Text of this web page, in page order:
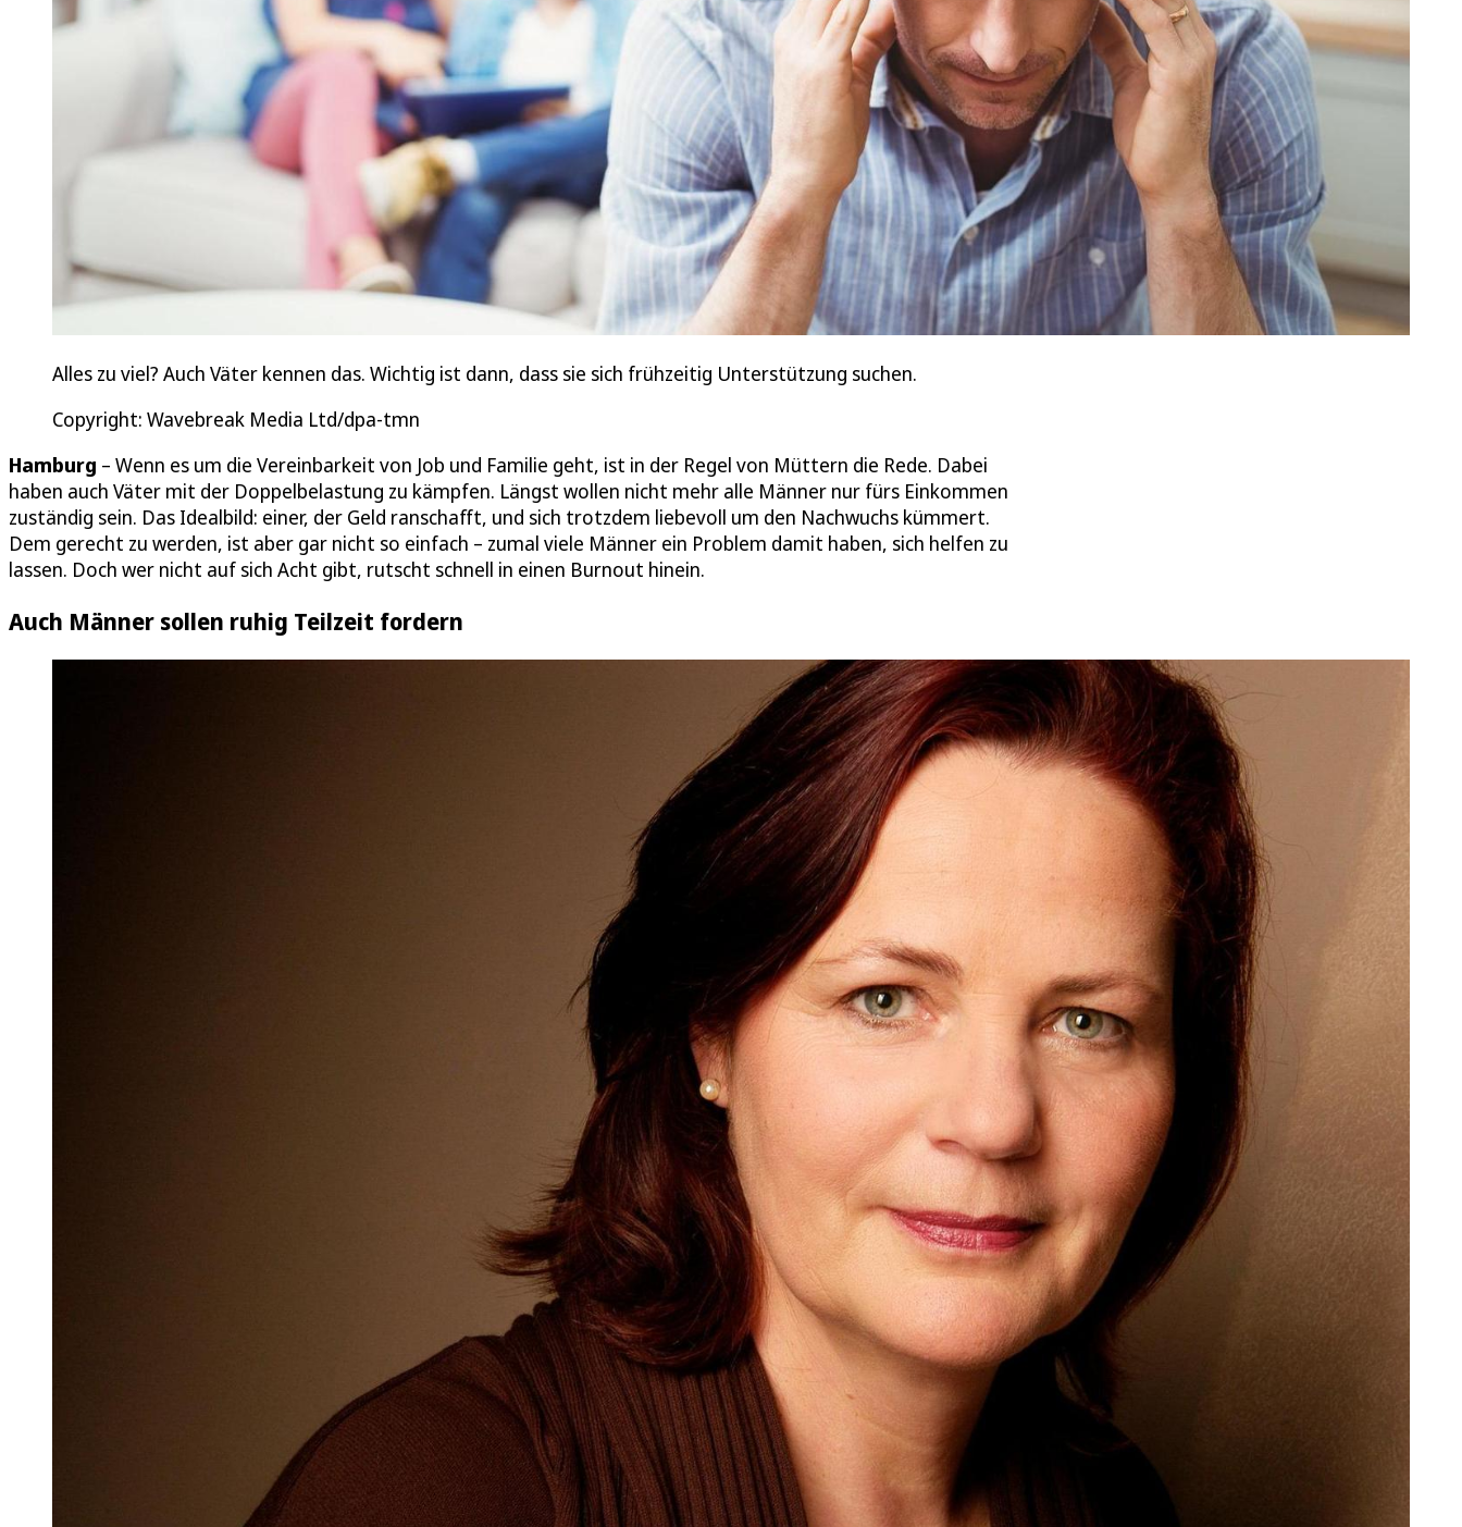
Alles zu viel? Auch Väter kennen das. Wichtig ist dann, dass sie sich frühzeitig Unterstützung suchen.
Copyright: Wavebreak Media Ltd/dpa-tmn
Hamburg – Wenn es um die Vereinbarkeit von Job und Familie geht, ist in der Regel von Müttern die Rede. Dabei
haben auch Väter mit der Doppelbelastung zu kämpfen. Längst wollen nicht mehr alle Männer nur fürs Einkommen
zuständig sein. Das Idealbild: einer, der Geld ranschafft, und sich trotzdem liebevoll um den Nachwuchs kümmert.
Dem gerecht zu werden, ist aber gar nicht so einfach – zumal viele Männer ein Problem damit haben, sich helfen zu
lassen. Doch wer nicht auf sich Acht gibt, rutscht schnell in einen Burnout hinein.
Auch Männer sollen ruhig Teilzeit fordern